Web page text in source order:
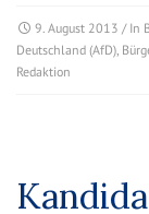
9. August 2013 / In
Deutschland (AfD),
Redaktion